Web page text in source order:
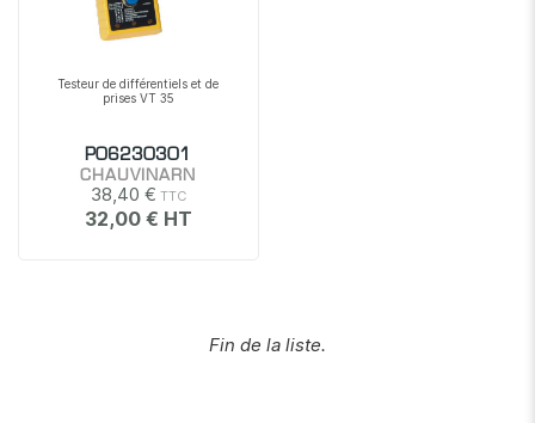
Testeur de différentiels et de
prises VT 35
P06230301
CHAUVINARN
38,40 €
32,00 €
Fin de la liste.